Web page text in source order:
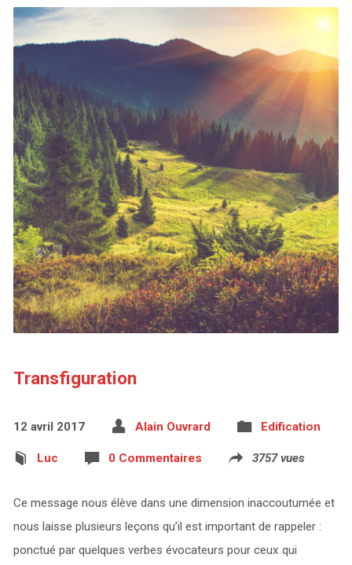
Transfiguration
12 avril 2017 Alain Ouvrard Edification
Luc 0 Commentaires 3757 vues
Ce message nous élève dans une dimension inaccoutumée et
nous laisse plusieurs leçons qu’il est important de rappeler :
ponctué par quelques verbes évocateurs pour ceux qui